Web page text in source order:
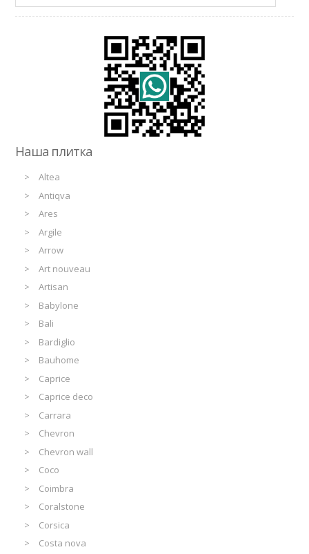
Наша плитка
Altea
Antiqva
Ares
Argile
Arrow
Art nouveau
Artisan
Babylone
Bali
Bardiglio
Bauhome
Caprice
Caprice deco
Carrara
Chevron
Chevron wall
Coco
Coimbra
Coralstone
Corsica
Costa nova